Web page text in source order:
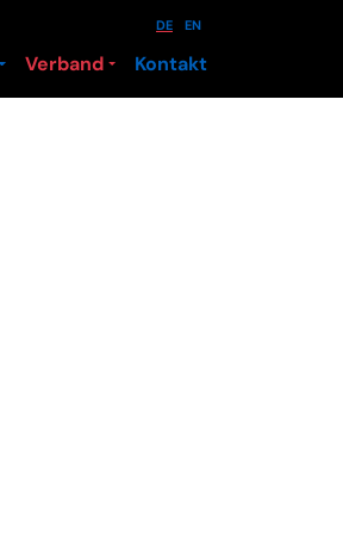
Verband Kontakt
DE EN